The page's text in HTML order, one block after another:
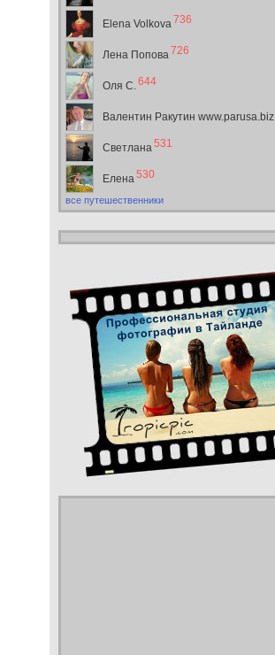
Elena Volkova736
Лена Попова726
Оля С.644
Валентин Ракутин www.parusa.biz
Светлана531
Елена530
все путешественники